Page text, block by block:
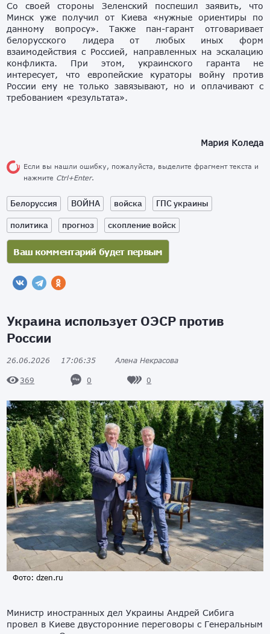
Со своей стороны Зеленский поспешил заявить, что
Минск уже получил от Киева «нужные ориентиры по
данному вопросу». Также пан-гарант отговаривает
белорусского лидера от любых иных форм
взаимодействия с Россией, направленных на эскалацию
конфликта. При этом, украинского гаранта не
интересует, что европейские кураторы войну против
России ему не только завязывают, но и оплачивают с
требованием «результата».
Мария Коледа
Если вы нашли ошибку, пожалуйста, выделите фрагмент текста и
нажмите Ctrl+Enter.
Белоруссия ВОЙНА войска
ГПС украины
политика
прогноз скопление войск
Украина использует ОЭСР против
России
26.06.2026 17:06:35 Алена Некрасова
369 0 0
Фото: dzen.ru
Министр иностранных дел Украины Андрей Сибига
провел в Киеве двусторонние переговоры с Генеральным